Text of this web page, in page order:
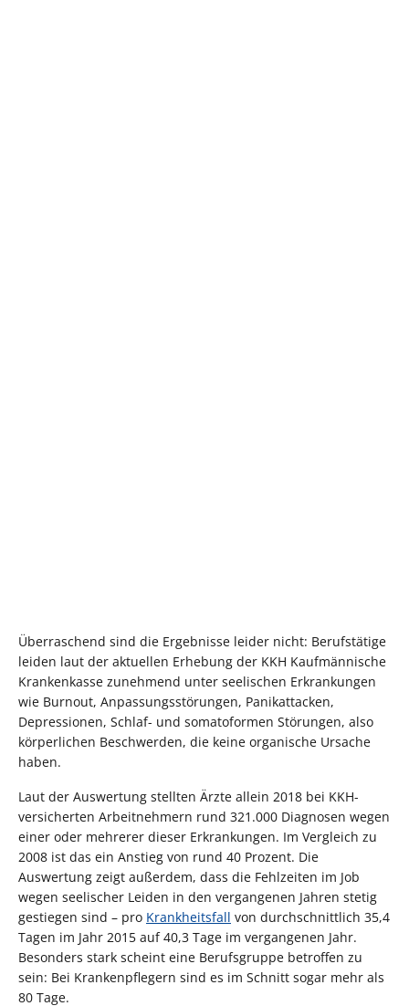
Überraschend sind die Ergebnisse leider nicht: Berufstätige
leiden laut der aktuellen Erhebung der KKH Kaufmännische
Krankenkasse zunehmend unter seelischen Erkrankungen
wie Burnout, Anpassungsstörungen, Panikattacken,
Depressionen, Schlaf- und somatoformen Störungen, also
körperlichen Beschwerden, die keine organische Ursache
haben.
Laut der Auswertung stellten Ärzte allein 2018 bei KKH-
versicherten Arbeitnehmern rund 321.000 Diagnosen wegen
einer oder mehrerer dieser Erkrankungen. Im Vergleich zu
2008 ist das ein Anstieg von rund 40 Prozent. Die
Auswertung zeigt außerdem, dass die Fehlzeiten im Job
wegen seelischer Leiden in den vergangenen Jahren stetig
gestiegen sind – pro Krankheitsfall von durchschnittlich 35,4
Tagen im Jahr 2015 auf 40,3 Tage im vergangenen Jahr.
Besonders stark scheint eine Berufsgruppe betroffen zu
sein: Bei Krankenpflegern sind es im Schnitt sogar mehr als
80 Tage.